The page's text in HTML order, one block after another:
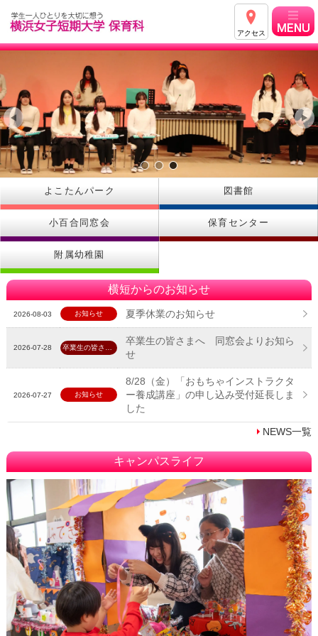
アクセス
よこたんパーク 図書館
小百合同窓会 保育センター
附属幼稚園
横短からのお知らせ
2026-08-03 お知らせ 夏季休業のお知らせ
2026-07-28
卒業生の皆さまへ 同窓会よりお知ら
せ
2026-07-27 お知らせ
8/28（金）「おもちゃインストラクタ
ー養成講座」の申し込み受付延長しま
した
NEWS一覧
キャンパスライフ